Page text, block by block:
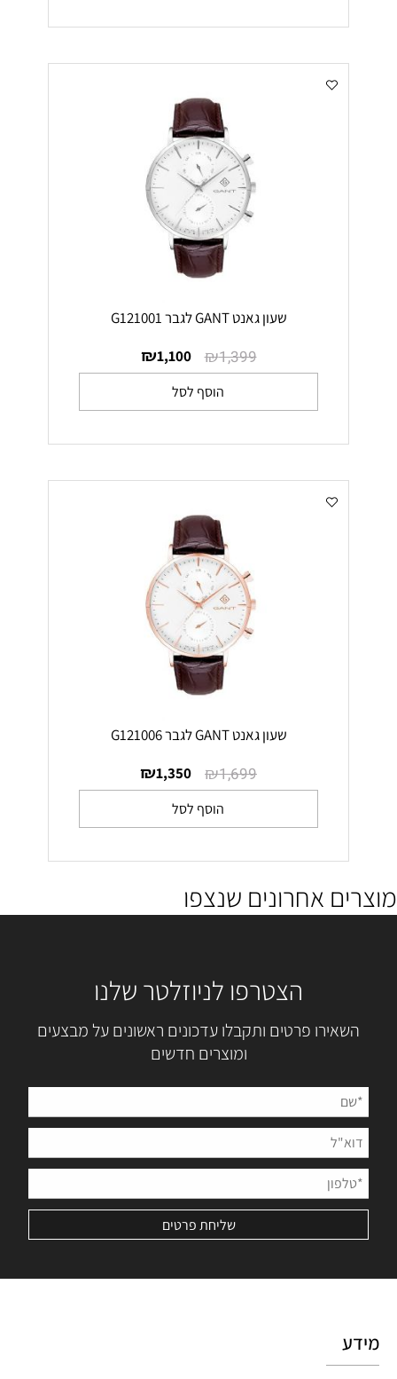
שעון גאנט GANT לגבר G121001
₪1,399
₪1,100
הוסף לסל
שעון גאנט GANT לגבר G121006
₪1,699
₪1,350
הוסף לסל
מוצרים אחרונים שנצפו
הצטרפו לניוזלטר שלנו
השאירו פרטים ותקבלו עדכונים ראשונים על מבצעים
ומוצרים חדשים
מידע